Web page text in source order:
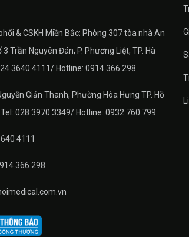
& CSKH Miền Bắc: Phòng 307 tòa nhà An
3 Trần Nguyên Đán, P. Phương Liệt, TP. Hà
3640 4111/ Hotline: 0914 366 298
Giản Thanh, Phường Hòa Hưng TP. Hồ
028 3970 3349/ Hotline: 0932 760 799
4111
366 298